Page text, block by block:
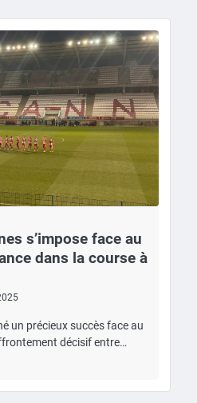
s’impose face au
dans la course à
un précieux succès face au
décisif entre…